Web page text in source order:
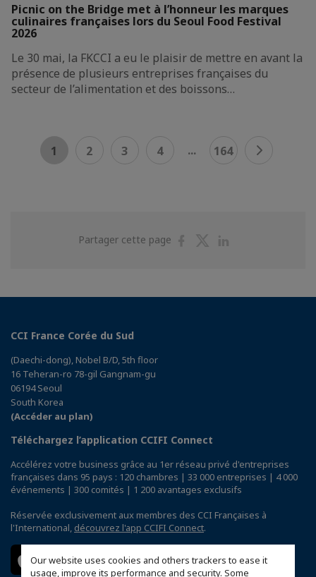
Our website uses cookies and others trackers to ease it
usage, improve its performance and security. Some
Picnic on the Bridge met à l’honneur les marques
culinaires françaises lors du Seoul Food Festival
2026
Le 30 mai, la FKCCI a eu le plaisir de mettre en avant la
présence de plusieurs entreprises françaises du
secteur de l’alimentation et des boissons…
1 2 3 4 ... 164
Partager cette page
PartagerPartager
CCI France Corée du Sud
(Daechi-dong), Nobel B/D, 5th floor
16 Teheran-ro 78-gil Gangnam-gu
06194 Seoul
South Korea
(Accéder au plan)
Téléchargez l’application CCIFI Connect
Accélérez votre business grâce au 1er réseau privé d'entreprises
françaises dans 95 pays : 120 chambres | 33 000 entreprises | 4 000
événements | 300 comités | 1 200 avantages exclusifs
Réservée exclusivement aux membres des CCI Françaises à
l'International, découvrez l'app CCIFI Connect.